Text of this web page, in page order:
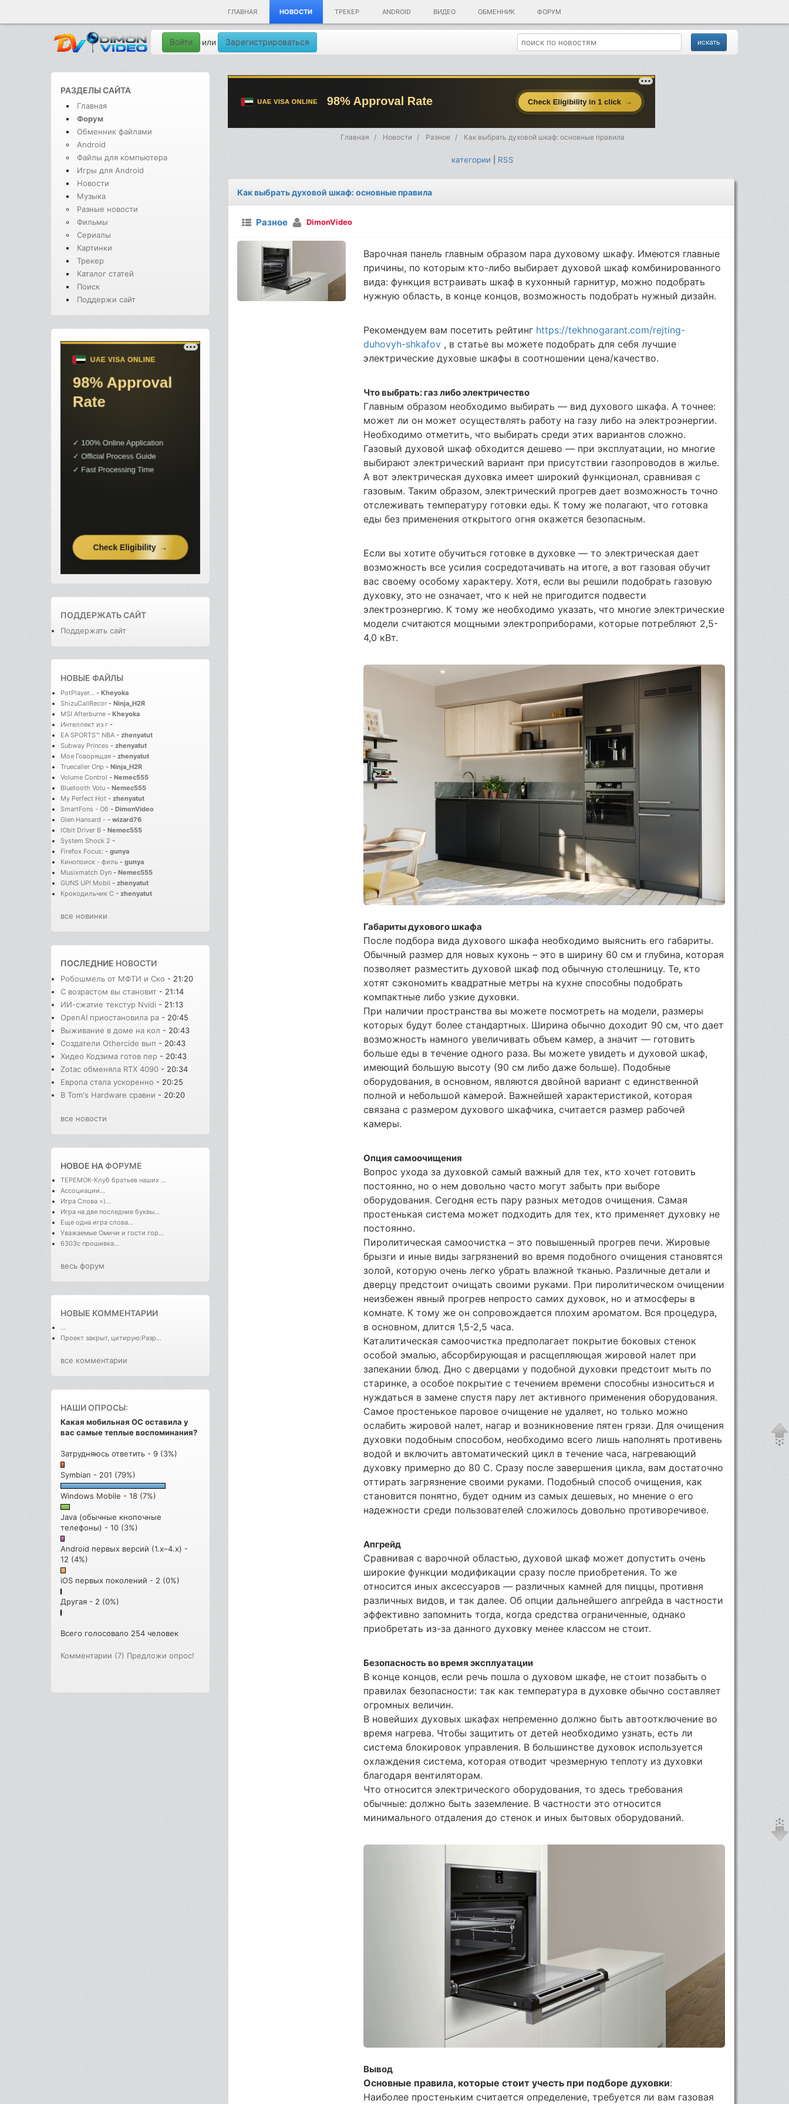
ГЛАВНАЯ НОВОСТИ ТРЕКЕР ANDROID ВИДЕО ОБМЕННИК ФОРУМ
Войти или Зарегистрироваться
РАЗДЕЛЫ САЙТА
Главная
Форум
Обменник файлами
Android
Файлы для компьютера
Игры для Android
Новости
Музыка
Разные новости
Фильмы
Сериалы
Картинки
Трекер
Каталог статей
Поиск
Поддержи сайт
ПОДДЕРЖАТЬ САЙТ
Поддержать сайт
НОВЫЕ ФАЙЛЫ
PotPlayer... - Kheyoka
ShizuCallRecor - Ninja_H2R
MSI Afterburne - Kheyoka
Интеллект из г -
EA SPORTS™ NBA - zhenyatut
Subway Princes - zhenyatut
Моя Говорящая - zhenyatut
Truecaller Опр - Ninja_H2R
Volume Control - Nemec555
Bluetooth Volu - Nemec555
My Perfect Hot - zhenyatut
SmartFons - Об - DimonVideo
Glen Hansard - - wizard76
IObit Driver B - Nemec555
System Shock 2 -
Firefox Focus: - gunya
Кинопоиск－филь - gunya
Musixmatch Dyn - Nemec555
GUNS UP! Mobil - zhenyatut
Крокодильчик С - zhenyatut
все новинки
ПОСЛЕДНИЕ НОВОСТИ
Робошмель от МФТИ и Ско - 21:20
С возрастом вы становит - 21:14
ИИ-сжатие текстур Nvidi - 21:13
OpenAI приостановила ра - 20:45
Выживание в доме на кол - 20:43
Создатели Othercide вып - 20:43
Хидео Кодзима готов пер - 20:43
Zotac обменяла RTX 4090 - 20:34
Европа стала ускоренно - 20:25
В Tom's Hardware сравни - 20:20
все новости
НОВОЕ НАФОРУМЕ
ТЕРЕМОК-Клуб братьев наших ...
Ассоциации...
Игра Слова =)...
Игра на две последние буквы...
Еще одна игра слова...
Уважаемые Омичи и гости гор...
6303с прошивка...
весь форум
НОВЫЕ КОММЕНТАРИИ
...
Проект закрыт, цитирую:Разр...
все комментарии
НАШИ ОПРОСЫ:
Какая мобильная ОС оставила у
вас самые теплые воспоминания?
Затрудняюсь ответить - 9 (3%)
Symbian - 201 (79%)
Windows Mobile - 18 (7%)
Java (обычные кнопочные
телефоны) - 10 (3%)
Android первых версий (1.x–4.x) -
12 (4%)
iOS первых поколений - 2 (0%)
Другая - 2 (0%)
Всего голосовало 254 человек
Комментарии (7) Предложи опрос!
Главная Новости Разное Как выбрать духовой шкаф: основные правила
категории RSS
Как выбрать духовой шкаф: основные правила
Разное DimonVideo
Варочная панель главным образом пара духовому шкафу. Имеются главные
причины, по которым кто-либо выбирает духовой шкаф комбинированного
вида: функция встраивать шкаф в кухонный гарнитур, можно подобрать
нужную область, в конце концов, возможность подобрать нужный дизайн.
Рекомендуем вам посетить рейтинг https://tekhnogarant.com/rejting-
duhovyh-shkafov , в статье вы можете подобрать для себя лучшие
электрические духовые шкафы в соотношении цена/качество.
Что выбрать: газ либо электричество
Главным образом необходимо выбирать — вид духового шкафа. А точнее:
может ли он может осуществлять работу на газу либо на электроэнергии.
Необходимо отметить, что выбирать среди этих вариантов сложно.
Газовый духовой шкаф обходится дешево — при эксплуатации, но многие
выбирают электрический вариант при присутствии газопроводов в жилье.
А вот электрическая духовка имеет широкий функционал, сравнивая с
газовым. Таким образом, электрический прогрев дает возможность точно
отслеживать температуру готовки еды. К тому же полагают, что готовка
еды без применения открытого огня окажется безопасным.
Если вы хотите обучиться готовке в духовке — то электрическая дает
возможность все усилия сосредотачивать на итоге, а вот газовая обучит
вас своему особому характеру. Хотя, если вы решили подобрать газовую
духовку, это не означает, что к ней не пригодится подвести
электроэнергию. К тому же необходимо указать, что многие электрические
модели считаются мощными электроприборами, которые потребляют 2,5-
4,0 кВт.
Габариты духового шкафа
После подбора вида духового шкафа необходимо выяснить его габариты.
Обычный размер для новых кухонь – это в ширину 60 см и глубина, которая
позволяет разместить духовой шкаф под обычную столешницу. Те, кто
хотят сэкономить квадратные метры на кухне способны подобрать
компактные либо узкие духовки.
При наличии пространства вы можете посмотреть на модели, размеры
которых будут более стандартных. Ширина обычно доходит 90 см, что дает
возможность намного увеличивать объем камер, а значит — готовить
больше еды в течение одного раза. Вы можете увидеть и духовой шкаф,
имеющий большую высоту (90 см либо даже больше). Подобные
оборудования, в основном, являются двойной вариант с единственной
полной и небольшой камерой. Важнейшей характеристикой, которая
связана с размером духового шкафчика, считается размер рабочей
камеры.
Опция самоочищения
Вопрос ухода за духовкой самый важный для тех, кто хочет готовить
постоянно, но о нем довольно часто могут забыть при выборе
оборудования. Сегодня есть пару разных методов очищения. Самая
простенькая система может подходить для тех, кто применяет духовку не
постоянно.
Пиролитическая самоочистка – это повышенный прогрев печи. Жировые
брызги и иные виды загрязнений во время подобного очищения становятся
золой, которую очень легко убрать влажной тканью. Различные детали и
дверцу предстоит очищать своими руками. При пиролитическом очищении
неизбежен явный прогрев непросто самих духовок, но и атмосферы в
комнате. К тому же он сопровождается плохим ароматом. Вся процедура,
в основном, длится 1,5-2,5 часа.
Каталитическая самоочистка предполагает покрытие боковых стенок
особой эмалью, абсорбирующая и расщепляющая жировой налет при
запекании блюд. Дно с дверцами у подобной духовки предстоит мыть по
старинке, а особое покрытие с течением времени способны износиться и
нуждаться в замене спустя пару лет активного применения оборудования.
Самое простенькое паровое очищение не удаляет, но только можно
ослабить жировой налет, нагар и возникновение пятен грязи. Для очищения
духовки подобным способом, необходимо всего лишь наполнять противень
водой и включить автоматический цикл в течение часа, нагревающий
духовку примерно до 80 C. Сразу после завершения цикла, вам достаточно
оттирать загрязнение своими руками. Подобный способ очищения, как
становится понятно, будет одним из самых дешевых, но мнение о его
надежности среди пользователей сложилось довольно противоречивое.
Апгрейд
Сравнивая с варочной областью, духовой шкаф может допустить очень
широкие функции модификации сразу после приобретения. То же
относится иных аксессуаров — различных камней для пиццы, противня
различных видов, и так далее. Об опции дальнейшего апгрейда в частности
эффективно запомнить тогда, когда средства ограниченные, однако
приобретать из-за данного духовку менее классом не стоит.
Безопасность во время эксплуатации
В конце концов, если речь пошла о духовом шкафе, не стоит позабыть о
правилах безопасности: так как температура в духовке обычно составляет
огромных величин.
В новейших духовых шкафах непременно должно быть автоотключение во
время нагрева. Чтобы защитить от детей необходимо узнать, есть ли
система блокировок управления. В большинстве духовок используется
охлаждения система, которая отводит чрезмерную теплоту из духовки
благодаря вентиляторам.
Что относится электрического оборудования, то здесь требования
обычные: должно быть заземление. В частности это относится
минимального отдаления до стенок и иных бытовых оборудований.
Вывод
Основные правила, которые стоит учесть при подборе духовки:
Наиболее простеньким считается определение, требуется ли вам газовая